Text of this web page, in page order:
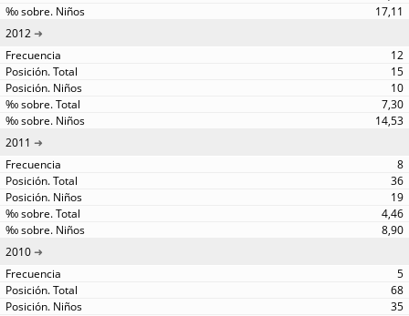
17,11
2012
12
15
10
7,30
14,53
2011
8
36
19
4,46
8,90
2010
5
68
35